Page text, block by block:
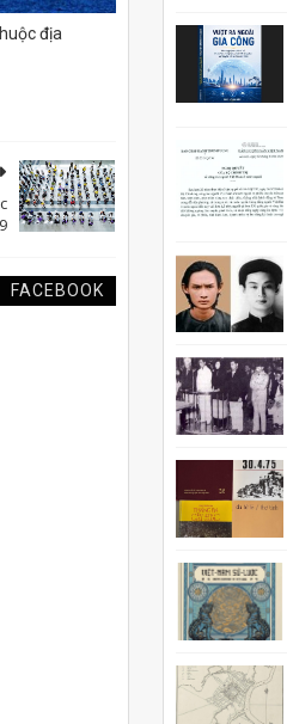
địa
FACEBOOK